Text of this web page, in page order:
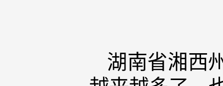
湖南省湘西